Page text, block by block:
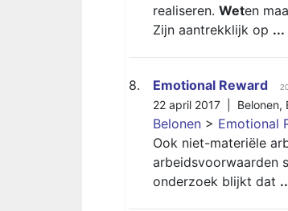
realiseren. Weten
Zijn aantrekklijk op ...
8. Emotional Reward
22 april 2017 | Belonen,
Belonen > Emotional
Ook niet-materiële
arbeidsvoorwaarden
onderzoek blijkt dat